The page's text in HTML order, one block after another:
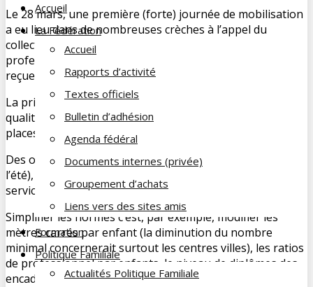
Accueil
La Fédération
Accueil
Rapports d’activité
Textes officiels
Bulletin d’adhésion
Agenda fédéral
Documents internes (privée)
Groupement d’achats
Liens vers des sites amis
Formation
Politique Familiale
Actualités Politique Familiale
Le 28 mars, une première (forte) journée de mobilisation
a eu lieu dans de nombreuses crèches à l’appel du
collectif «
Pas de bébés à la consigne
professionnels et syndicats. En parallèle, une pétition a
reçue 17 000 signatures en quelques heures sur Internet.
La principale raison de cette inquiétude est de voir la
qualité des services baisser avec la création de 30 000
places supplémentaires prévues d’ici à 2022.
Des ordonnances sont en cours (prévues pour avant
l’été), s’appuyant sur l’article 50 de la loi pour un État au
service d’une société de confiance (Essoc) (1).
Simplifier les normes c’est, par exemple, modifier les
mètres carrés par enfant (la diminution du nombre
minimal concernerait surtout les centres villes), les ratios
de professionnel par enfants, le niveau de diplômes des
encadrants, etc.